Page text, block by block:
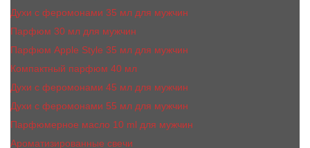
Духи с феромонами 35 мл для мужчин
Парфюм 30 мл для мужчин
Парфюм Apple Style 35 мл для мужчин
Компактный парфюм 40 мл
Духи с феромонами 45 мл для мужчин
Духи с феромонами 55 мл для мужчин
Парфюмерное масло 10 ml для мужчин
Ароматизированные свечи